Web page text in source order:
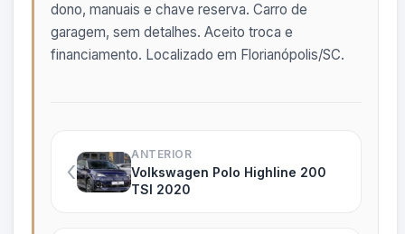
dono, manuais e chave reserva. Carro de
garagem, sem detalhes. Aceito troca e
financiamento. Localizado em Florianópolis/SC.
‹ ANTERIOR
Volkswagen Polo Highline 200
TSI 2020